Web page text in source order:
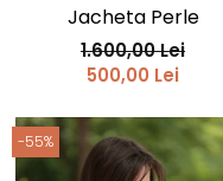
Jacheta Perle
1.600,00 Lei
500,00 Lei
-55%